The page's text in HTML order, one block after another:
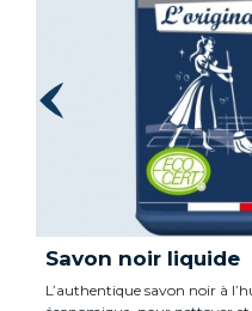
Savon noir liquide
L’authentique savon noir à